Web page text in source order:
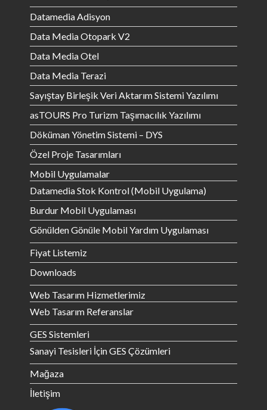
Datamedia Adisyon
Data Media Otopark V2
Data Media Otel
Data Media Terazi
Sayıştay Birleşik Veri Aktarım Sistemi Yazılımı
asTOURS Pro Turizm Taşımacılık Yazılımı
Döküman Yönetim Sistemi – DYS
Özel Proje Tasarımları
Mobil Uygulamalar
Datamedia Stok Kontrol (Mobil Uygulama)
Burdur Mobil Uygulaması
Gönülden Gönüle Mobil Yardım Uygulaması
Fiyat Listemiz
Downloads
Web Tasarım Hizmetlerimiz
Web Tasarım Referanslar
GES Sistemleri
Sanayi Tesisleri İçin GES Çözümleri
Mağaza
İletişim